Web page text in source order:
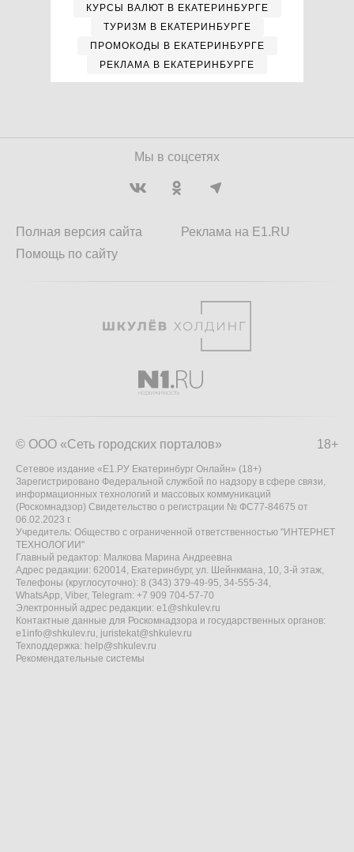
КУРСЫ ВАЛЮТ В ЕКАТЕРИНБУРГЕ
ТУРИЗМ В ЕКАТЕРИНБУРГЕ
ПРОМОКОДЫ В ЕКАТЕРИНБУРГЕ
РЕКЛАМА В ЕКАТЕРИНБУРГЕ
Мы в соцсетях
Полная версия сайта
Помощь по сайту
Реклама на E1.RU
18+
© ООО «Сеть городских порталов»
Сетевое издание «Е1.РУ Екатеринбург Онлайн» (18+)
Зарегистрировано Федеральной службой по надзору в сфере связи,
информационных технологий и массовых коммуникаций
(Роскомнадзор) Свидетельство о регистрации № ФС77-84675 от
06.02.2023 г.
Учредитель: Общество с ограниченной ответственностью "ИНТЕРНЕТ
ТЕХНОЛОГИИ"
Главный редактор: Малкова Марина Андреевна
Адрес редакции: 620014, Екатеринбург, ул. Шейнкмана, 10, 3-й этаж,
Телефоны (круглосуточно): 8 (343) 379-49-95, 34-555-34,
WhatsApp, Viber, Telegram: +7 909 704-57-70
Электронный адрес редакции: e1@shkulev.ru
Контактные данные для Роскомнадзора и государственных органов:
e1info@shkulev.ru juristekat@shkulev.ru
Техподдержка: help@shkulev.ru
Рекомендательные системы